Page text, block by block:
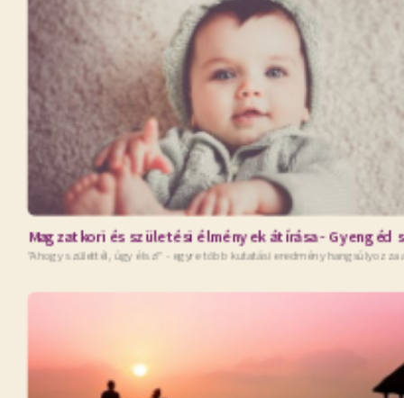
Magzatkori és születési élmények átírása - Gyengéd
"Ahogy születtél, úgy élsz!" - egyre több kutatási eredmény